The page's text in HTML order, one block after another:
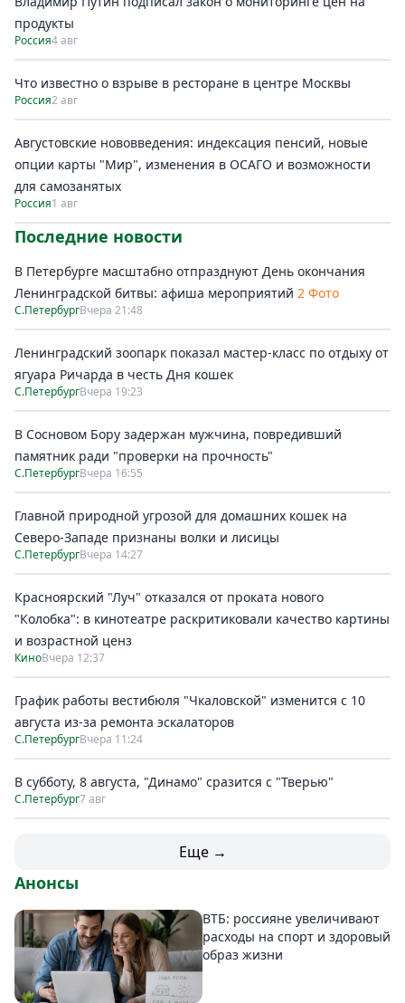
продукты
Россия4 авг
Что известно о взрыве в ресторане в центре Москвы
Россия2 авг
Августовские нововведения: индексация пенсий, новые
опции карты "Мир", изменения в ОСАГО и возможности
для самозанятых
Россия1 авг
Последние новости
В Петербурге масштабно отпразднуют День окончания
Ленинградской битвы: афиша мероприятий 2 Фото
С.ПетербургВчера 21:48
Ленинградский зоопарк показал мастер-класс по отдыху от
ягуара Ричарда в честь Дня кошек
С.ПетербургВчера 19:23
В Сосновом Бору задержан мужчина, повредивший
памятник ради "проверки на прочность"
С.ПетербургВчера 16:55
Главной природной угрозой для домашних кошек на
Северо-Западе признаны волки и лисицы
С.ПетербургВчера 14:27
Красноярский "Луч" отказался от проката нового
"Колобка": в кинотеатре раскритиковали качество картины
и возрастной ценз
КиноВчера 12:37
График работы вестибюля "Чкаловской" изменится с 10
августа из-за ремонта эскалаторов
С.ПетербургВчера 11:24
В субботу, 8 августа, "Динамо" сразится с "Тверью"
С.Петербург7 авг
Еще →
Анонсы
ВТБ: россияне увеличивают
расходы на спорт и здоровый
образ жизни